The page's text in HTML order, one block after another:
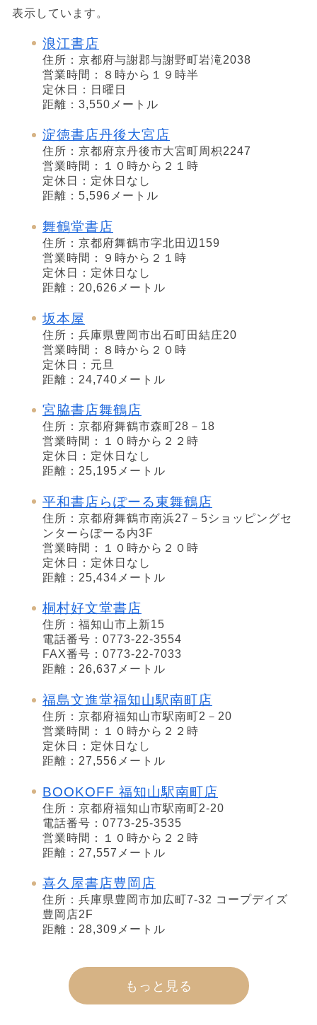
表示しています。
浪江書店
住所：京都府与謝郡与謝野町岩滝2038
営業時間：８時から１９時半
定休日：日曜日
距離：3,550メートル
淀徳書店丹後大宮店
住所：京都府京丹後市大宮町周枳2247
営業時間：１０時から２１時
定休日：定休日なし
距離：5,596メートル
舞鶴堂書店
住所：京都府舞鶴市字北田辺159
営業時間：９時から２１時
定休日：定休日なし
距離：20,626メートル
坂本屋
住所：兵庫県豊岡市出石町田結庄20
営業時間：８時から２０時
定休日：元旦
距離：24,740メートル
宮脇書店舞鶴店
住所：京都府舞鶴市森町28－18
営業時間：１０時から２２時
定休日：定休日なし
距離：25,195メートル
平和書店らぽーる東舞鶴店
住所：京都府舞鶴市南浜27－5ショッピングセ
ンターらぽーる内3F
営業時間：１０時から２０時
定休日：定休日なし
距離：25,434メートル
桐村好文堂書店
住所：福知山市上新15
電話番号：0773-22-3554
FAX番号：0773-22-7033
距離：26,637メートル
福島文進堂福知山駅南町店
住所：京都府福知山市駅南町2－20
営業時間：１０時から２２時
定休日：定休日なし
距離：27,556メートル
BOOKOFF 福知山駅南町店
住所：京都府福知山市駅南町2-20
電話番号：0773-25-3535
営業時間：１０時から２２時
距離：27,557メートル
喜久屋書店豊岡店
住所：兵庫県豊岡市加広町7-32 コープデイズ
豊岡店2F
距離：28,309メートル
もっと見る